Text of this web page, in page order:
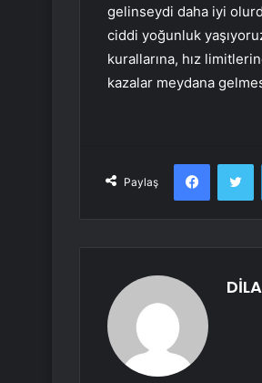
gelinseydi daha iyi
ciddi yoğunluk
kurallarına, hız
kazalar meydana
Paylaş